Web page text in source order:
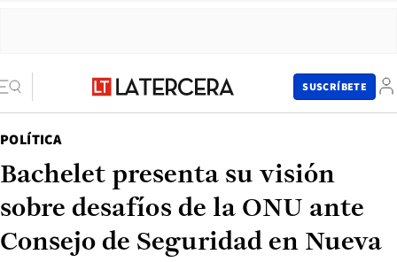
SUSCRÍBETE
POLÍTICA
Bachelet presenta su visión
sobre desafíos de la ONU ante
Consejo de Seguridad en Nueva